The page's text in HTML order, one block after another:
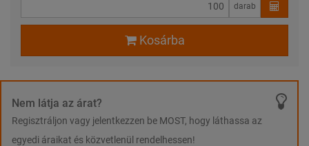
darab
Kosárba
Nem látja az árat?
Regisztráljon vagy jelentkezzen be MOST, hogy láthassa az
egyedi áraikat és közvetlenül rendelhessen!